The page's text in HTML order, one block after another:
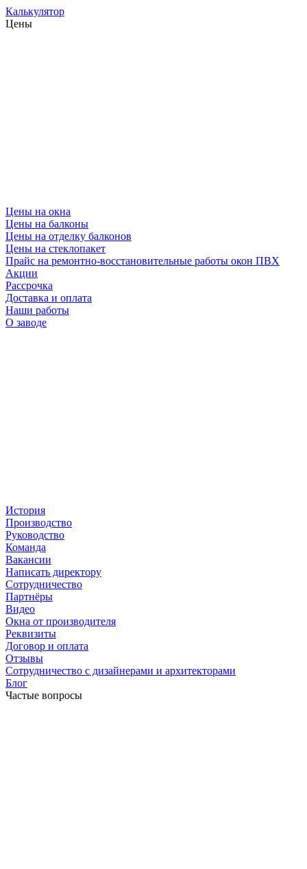
Калькулятор
Цены
Цены на окна
Цены на балконы
Цены на отделку балконов
Цены на стеклопакет
Прайс на ремонтно-восстановительные работы окон ПВХ
Акции
Рассрочка
Доставка и оплата
Наши работы
О заводе
История
Производство
Руководство
Команда
Вакансии
Написать директору
Сотрудничество
Партнёры
Видео
Окна от производителя
Реквизиты
Договор и оплата
Отзывы
Сотрудничество с дизайнерами и архитекторами
Блог
Частые вопросы